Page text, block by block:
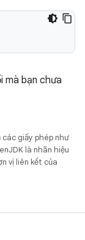
mà bạn chưa
giấy phép như
là nhãn hiệu
vị liên kết của